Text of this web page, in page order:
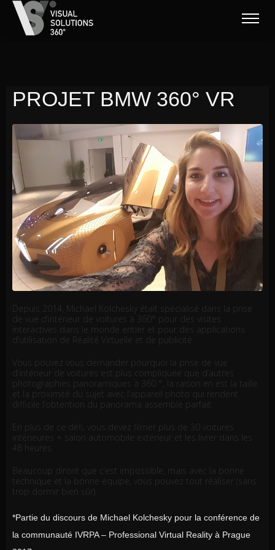
PROJET BMW 360° VR
Depuis 2014, Michael Kolchesky était spécialisé dans la prise
de vue d’intérieur de voitures à 360° pour des visites
interactives dans le monde entier et pour des applications
d’utilisation de Réalité Virtuelle et de publicité.
Vous pouvez vous demander pourquoi la prise de vue
d’intérieur de voitures est plus compliquée que d’autres
photographies panoramiques à 360 °, la raison en est la taille
et la proximité du sujet avec l’appareil photo qui rendent
difficile l’obtention du panorama assemblé parfait.
En plus de ce défi, vous devez filmer plus de 30 voitures
intérieures + salon automobile extérieur et les livrer dans les
48 heures.
Beaucoup diront que c’est impossible, mais avec la bonne
technique et la bonne équipe, vous pouvez tout réaliser (sans
trop dormir bien sûr).
*Partie du discours de Michael Kolchesky pour la conférence de
la communauté IVRPA – Professional Virtual Reality à Prague